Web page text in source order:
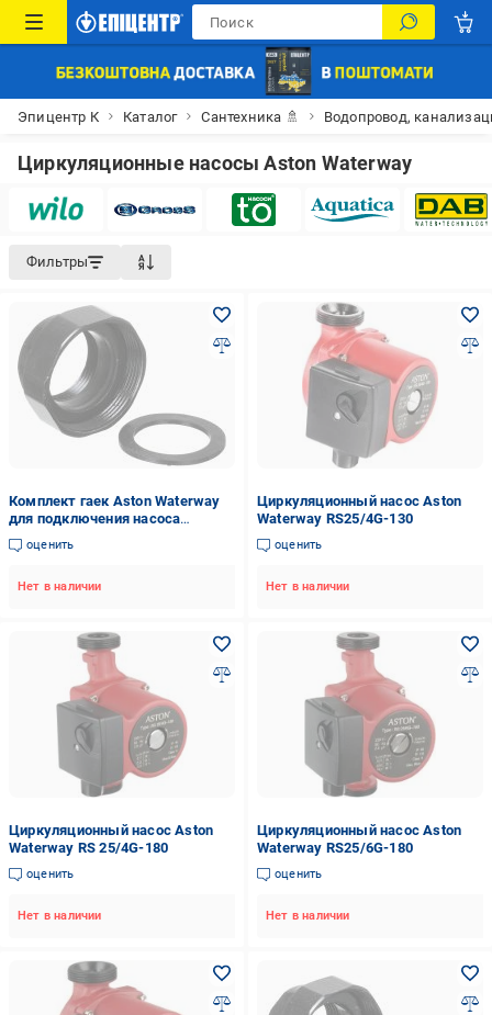
Эпицентр К Каталог Сантехника 🚿 Водопровод,
Циркуляционные насосы Aston Waterway
Фильтры
Комплект гаек Aston Waterway
для подключения насоса
(зборный) элемент 2 x 1 1/4
оценить
Нет в наличии
Циркуляционный насос Aston
Waterway RS25/4G-130
оценить
Нет в наличии
Циркуляционный насос Aston
Waterway RS 25/4G-180
оценить
Нет в наличии
Циркуляционный насос Aston
Waterway RS25/6G-180
оценить
Нет в наличии